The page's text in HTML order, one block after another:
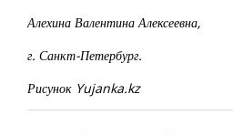
Алехина Валентина Алексеевна,
г. Санкт-Петербург.
Рисунок Yujanka.kz